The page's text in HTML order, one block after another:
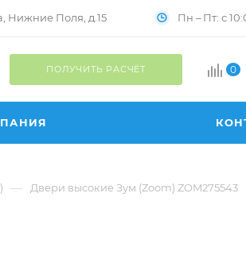
Нижние Поля, д.15 Пн – Пт: с
ПОЛУЧИТЬ РАСЧЁТ 0
— Двери высокие Зум (Zoom) ZOM275543